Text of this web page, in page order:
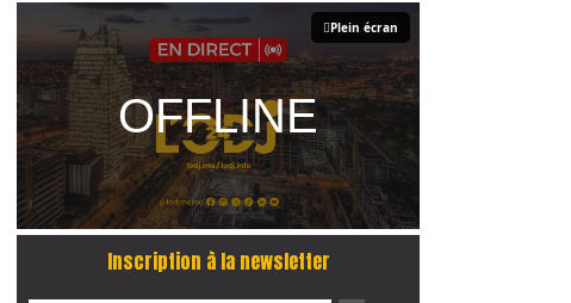
Plein écran
Inscription à la newsletter